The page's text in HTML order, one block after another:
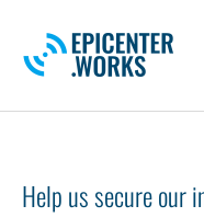
Help us secure our